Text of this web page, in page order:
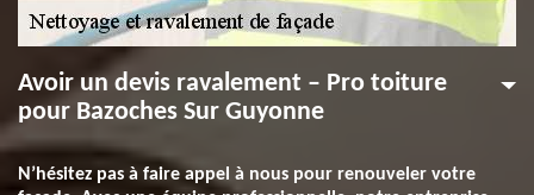
Avoir un devis ravalement – Pro toiture
pour Bazoches Sur Guyonne
N’hésitez pas à faire appel à nous pour renouveler votre